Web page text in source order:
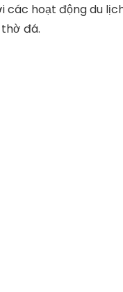
các hoạt động du
đá.